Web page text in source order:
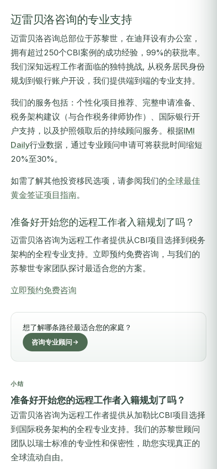
迈雷贝洛咨询的专业支持
迈雷贝洛咨询总部位于苏黎世，在迪拜设有办公室，
拥有超过250个CBI案例的成功经验，99%的获批率。
我们深知远程工作者面临的独特挑战, 从税务居民身份
规划到银行账户开设，我们提供端到端的专业支持。
我们的服务包括：个性化项目推荐、完整申请准备、
税务架构建议（与合作税务律师协作）、国际银行开
户支持，以及护照领取后的持续顾问服务。根据IMI
Daily行业数据，通过专业顾问申请可将获批时间缩短
20%至30%。
如需了解其他投资移民选项，请参阅我们的全球最佳
黄金签证项目指南。
准备好开始您的远程工作者入籍规划了吗？
迈雷贝洛咨询为远程工作者提供从CBI项目选择到税务
架构的全程专业支持。立即预约免费咨询，与我们的
苏黎世专家团队探讨最适合您的方案。
立即预约免费咨询
想了解哪条路径最适合您的家庭？
咨询专业顾问
小结
准备好开始您的远程工作者入籍规划了吗？
迈雷贝洛咨询为远程工作者提供从加勒比CBI项目选择
到国际税务架构的全程专业支持。我们的苏黎世顾问
团队以瑞士标准的专业性和保密性，助您实现真正的
全球流动自由。